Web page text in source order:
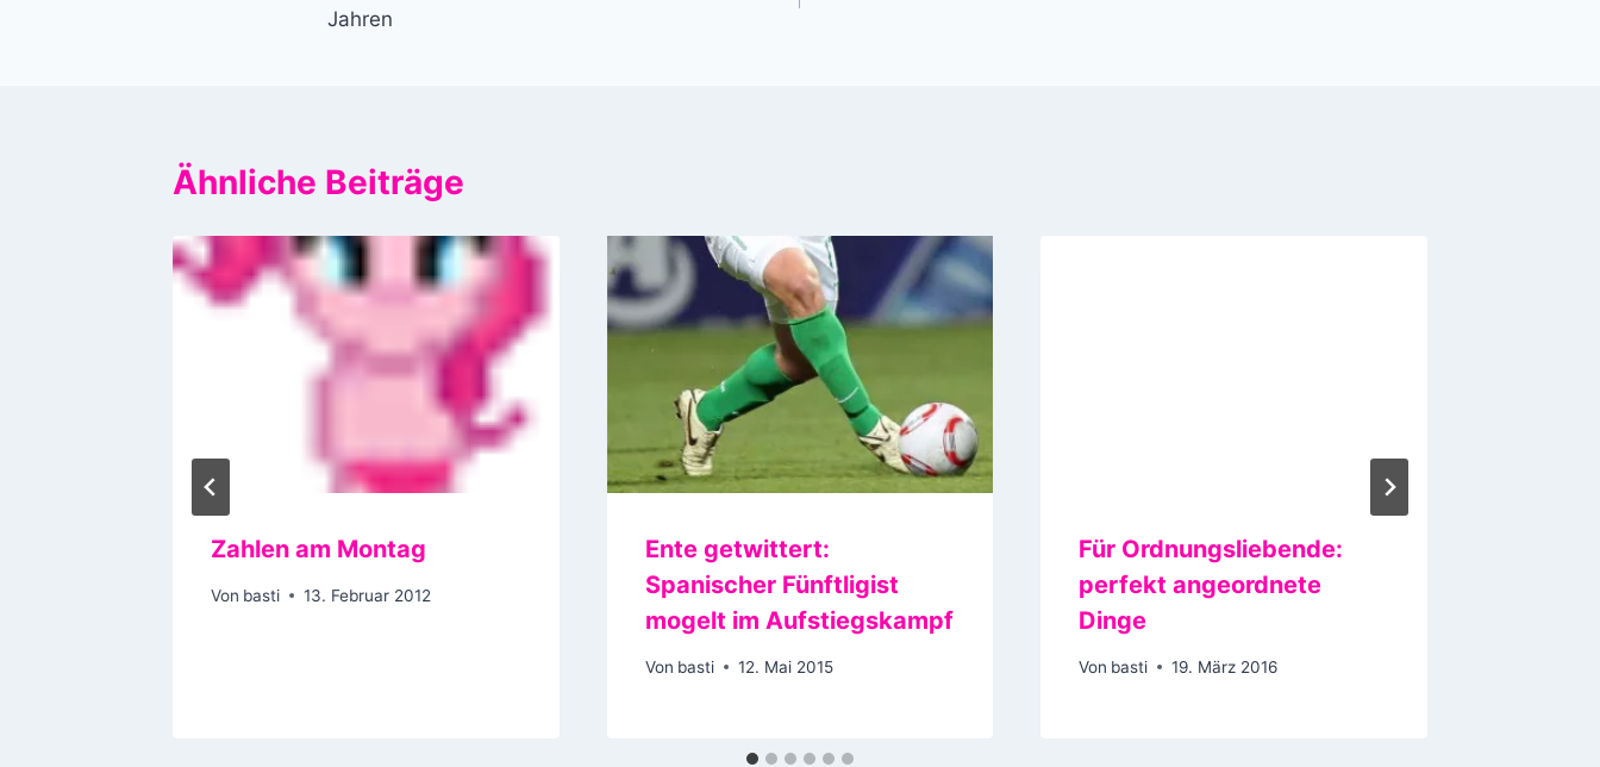
Jahren
Ähnliche Beiträge
Zahlen am Montag
Von basti 13. Februar 2012
Ente getwittert:
Spanischer Fünftligist
mogelt im Aufstiegskampf
Von basti 12. Mai 2015
Für Ordnungsliebende:
perfekt angeordnete
Dinge
Von basti 19. März 2016